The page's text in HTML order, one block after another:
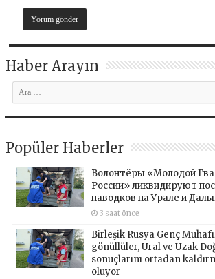
Haber Arayın
Popüler Haberler
Волонтёры «Молодой
России» ликвидируют
паводков на Урале и
3 saat önce
Birleşik Rusya Genç
gönüllüler, Ural ve Uzak
sonuçlarını ortadan
oluyor